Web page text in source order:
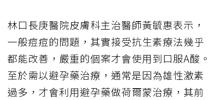
林口長庚醫院皮膚科主治醫師黃毓惠表示，
一般痘痘的問題，其實接受抗生素療法幾乎
都能改善，嚴重的個案才會使用到口服A酸。
至於需以避孕藥治療，通常是因為雄性激素
過多，才會利用避孕藥做荷爾蒙治療，其前